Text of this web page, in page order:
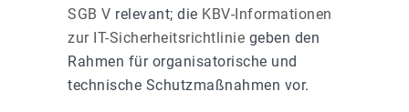
SGB V relevant; die KBV-Informationen
zur IT-Sicherheitsrichtlinie geben den
Rahmen für organisatorische und
technische Schutzmaßnahmen vor.